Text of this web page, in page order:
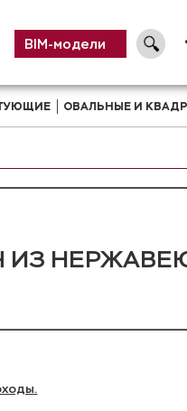
BIM-модели
ОВАЛЬНЫЕ И